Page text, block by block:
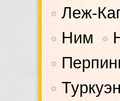
• Леж-
• Ним •
•
• Туркуэн